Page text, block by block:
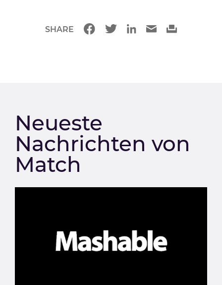
SHARE
Neueste
Nachrichten von
Match